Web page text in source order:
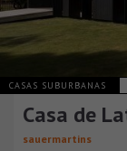
CASAS SUBURBANAS
Casa de
sauermartins